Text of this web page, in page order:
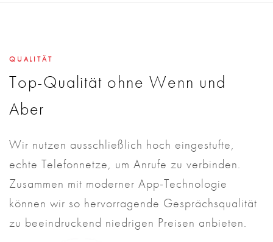
QUALITÄT
Top-Qualität ohne Wenn und
Aber
Wir nutzen ausschließlich hoch eingestufte,
echte Telefonnetze, um Anrufe zu verbinden.
Zusammen mit moderner App-Technologie
können wir so hervorragende Gesprächsqualität
zu beeindruckend niedrigen Preisen anbieten.